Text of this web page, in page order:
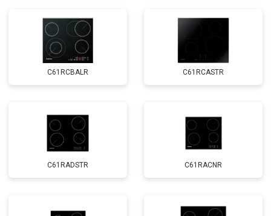
C61RCBALR C61RCASTR
C61RADSTR C61RACNR